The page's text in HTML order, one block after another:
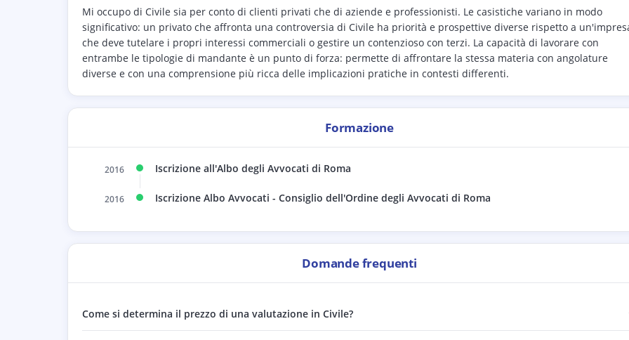
Mi occupo di Civile sia per conto di clienti privati che di aziende e professionisti. Le casistiche variano in modo
significativo: un privato che affronta una controversia di Civile ha priorità e prospettive diverse rispetto a
che deve tutelare i propri interessi commerciali o gestire un contenzioso con terzi. La capacità di lavorare con
entrambe le tipologie di mandante è un punto di forza: permette di affrontare la stessa materia con angolature
diverse e con una comprensione più ricca delle implicazioni pratiche in contesti differenti.
Formazione
2016 Iscrizione all'Albo degli Avvocati di Roma
2016 Iscrizione Albo Avvocati - Consiglio dell'Ordine degli Avvocati di Roma
Domande frequenti
Come si determina il prezzo di una valutazione in Civile?